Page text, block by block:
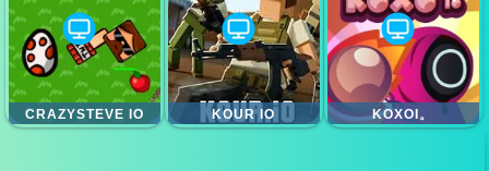
CRAZYSTEVE IO KOUR IO KOXOI。